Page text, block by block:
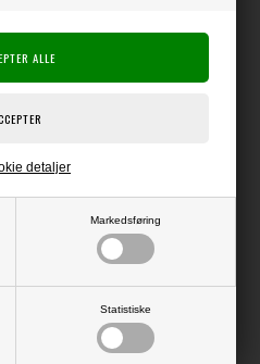
Markedsføring
Statistiske
detaljer
Rangers Signatur Designeres farver
Gumdrop, Wonderland, Frosty
lidt når de sprayes udover dine